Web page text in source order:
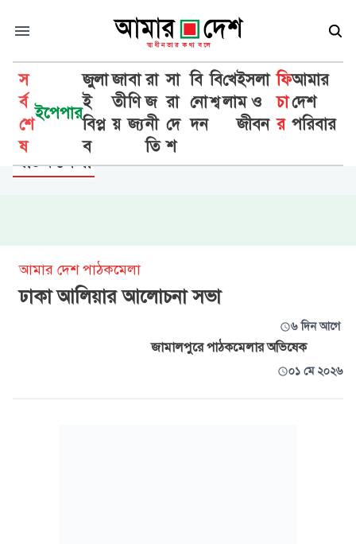
স
র্ব
শে
ষ
ইপেপার
জুলা
ই
বিপ্ল
ব
জা
তী
য়
বা
ণি
জ্য
রা
জ
নী
তি
সা
রা
দে
শ
বি
নো
দন
বি
শ্ব
খে
লা
ইসলা
ম ও
জীবন
ফি
চা
র
আমার
দেশ
পরিবার
ফিচার
পাঠকমেলা
আমার দেশ পাঠকমেলা
ঢাকা আলিয়ার আলোচনা সভা
৬ দিন আগে
জামালপুরে পাঠকমেলার অভিষেক
০১ মে ২০২৬